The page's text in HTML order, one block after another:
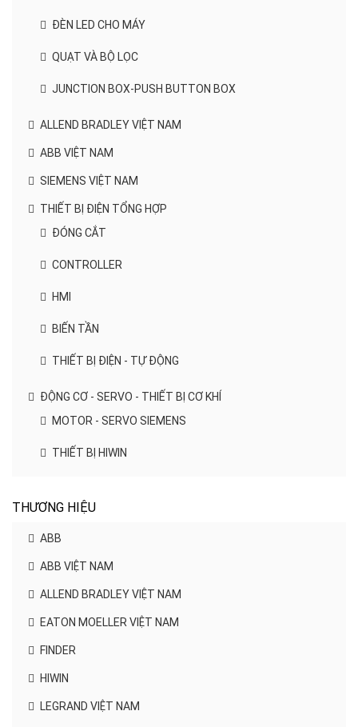
ĐÈN LED CHO MÁY
QUẠT VÀ BỘ LỌC
JUNCTION BOX-PUSH BUTTON BOX
ALLEND BRADLEY VIỆT NAM
ABB VIỆT NAM
SIEMENS VIỆT NAM
THIẾT BỊ ĐIỆN TỔNG HỢP
ĐÓNG CẮT
CONTROLLER
HMI
BIẾN TẦN
THIẾT BỊ ĐIỆN - TỰ ĐỘNG
ĐỘNG CƠ - SERVO - THIẾT BỊ CƠ KHÍ
MOTOR - SERVO SIEMENS
THIẾT BỊ HIWIN
THƯƠNG HIỆU
ABB
ABB VIỆT NAM
ALLEND BRADLEY VIỆT NAM
EATON MOELLER VIỆT NAM
FINDER
HIWIN
LEGRAND VIỆT NAM